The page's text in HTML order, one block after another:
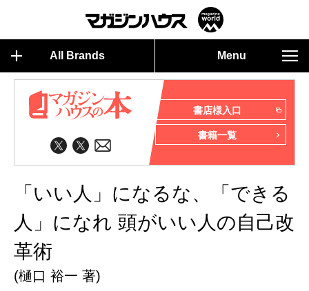
All Brands Menu
書店様入口
書籍一覧
「いい人」になるな、「できる
人」になれ 頭がいい人の自己改
革術
(樋口 裕一 著)